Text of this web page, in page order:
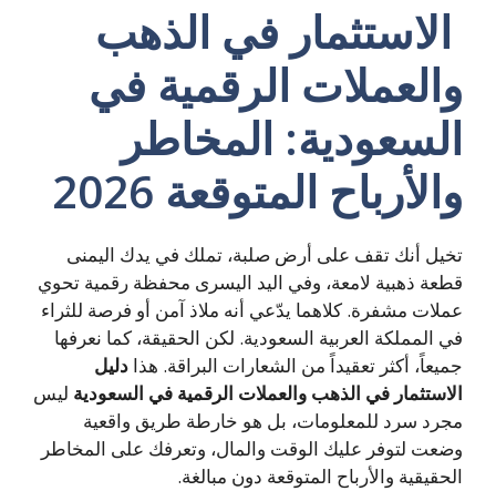
الاستثمار في الذهب
والعملات الرقمية في
السعودية: المخاطر
والأرباح المتوقعة 2026
تخيل أنك تقف على أرض صلبة، تملك في يدك اليمنى
قطعة ذهبية لامعة، وفي اليد اليسرى محفظة رقمية تحوي
عملات مشفرة. كلاهما يدّعي أنه ملاذ آمن أو فرصة للثراء
في المملكة العربية السعودية. لكن الحقيقة، كما نعرفها
جميعاً، أكثر تعقيداً من الشعارات البراقة. هذا دليل
الاستثمار في الذهب والعملات الرقمية في السعودية ليس
مجرد سرد للمعلومات، بل هو خارطة طريق واقعية
وضعت لتوفر عليك الوقت والمال، وتعرفك على المخاطر
الحقيقية والأرباح المتوقعة دون مبالغة.